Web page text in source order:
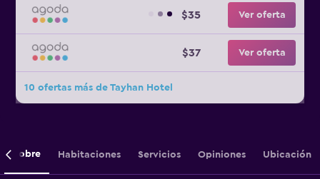
$35 Ver oferta
$37 Ver oferta
10 ofertas más de Tayhan Hotel
Sobre Habitaciones Servicios Opiniones Ubicación